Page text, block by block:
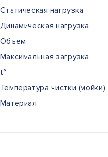
Статическая нагрузка
Динамическая нагрузка
Объем
Максимальная загрузка
t°
Температура чистки (мойки)
Материал